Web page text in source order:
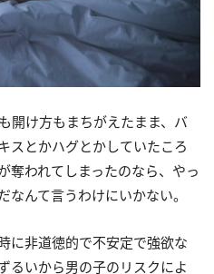
開け方もまちがえたまま、バ
スとかハグとかしていたころ
奪われてしまったのなら、やっ
んて言うわけにいかない。
に非道徳的で不安定で強欲な
るいから男の子のリスクによ